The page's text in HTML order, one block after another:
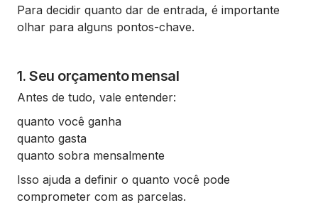
Para decidir quanto dar de entrada, é importante
olhar para alguns pontos-chave.
1. Seu orçamento mensal
Antes de tudo, vale entender:
quanto você ganha
quanto gasta
quanto sobra mensalmente
Isso ajuda a definir o quanto você pode
comprometer com as parcelas.